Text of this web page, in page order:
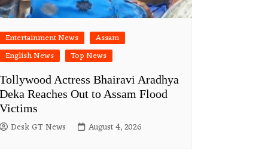
Entertainment News
Assam
English News
Top News
Actress Bhairavi Aradhya
Reaches Out to Assam Flood
Desk GT News August 4, 2026